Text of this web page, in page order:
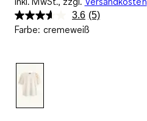
3.6 5
Bewertungen
(5)
Farbe: cremeweiß